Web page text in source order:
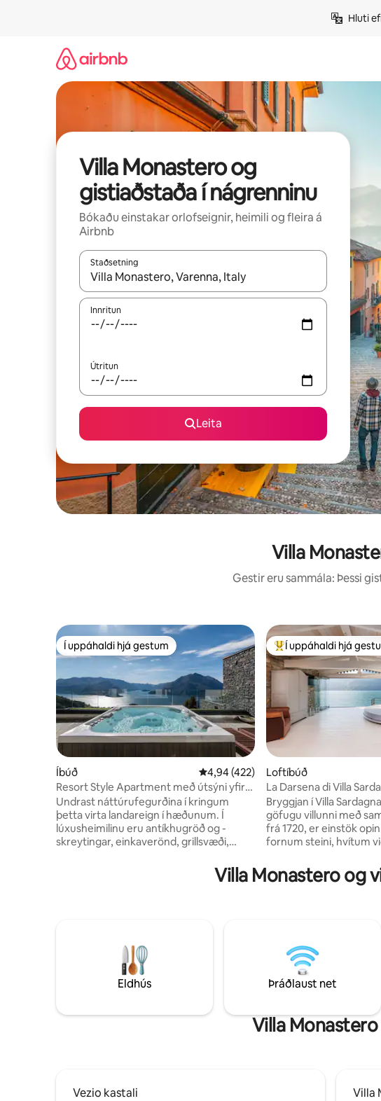
Hluti
Villa Monastero og
gistiaðstaða í nágrenninu
Bókaðu einstakar orlofseignir, heimili og fleira á
Airbnb
Staðsetning
Þegar niðurstöður liggja fyrir skaltu nota upp og niður
Innritun
Útritun
Leita
Villa
Gestir eru sammála: Þessi
Í uppáhaldi hjá gestum
Í uppáhaldi hjá gestum
Íbúð 4,94 af 5 í meðaleinkunn, 422 umsagnir
4,94 (422)
Resort Style Apartment með útsýni yfir
stöðuvatn
Undrast náttúrufegurðina í kringum
þetta virta landareign í hæðunum. Í
lúxusheimilinu eru antíkhugröð og -
skreytingar, einkaverönd, grillsvæði,
gufubað sem gestir hafa einkaleyfi á
Hefðbundnir veitingastaðir og verslanir í
nágrenninu Almenningsrútur og
leigubílar í boði.
Í mestu uppáhaldi hjá
Í uppáhaldi hjá
Loftíbúð
La Darsena di Villa
Bryggjan í Villa
göfugu villunni með
frá 1720, er einstök
fornum steini, hvítum
einkennist af
Larian, þar á meðal
bátaútleigubátum og
límúsínu.
Villa Monastero og
Eldhús Þráðlaust net
Villa
Vezio kastali
Villa